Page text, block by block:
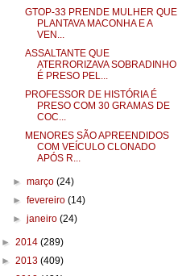
GTOP-33 PRENDE MULHER QUE
PLANTAVA MACONHA E A
VEN...
ASSALTANTE QUE
ATERRORIZAVA SOBRADINHO
É PRESO PEL...
PROFESSOR DE HISTÓRIA É
PRESO COM 30 GRAMAS DE
COC...
MENORES SÃO APREENDIDOS
COM VEÍCULO CLONADO
APÓS R...
►março(24)
►fevereiro(14)
►janeiro(24)
► 2014 (289)
► 2013 (409)